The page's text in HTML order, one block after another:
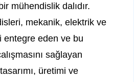
mühendislik dalıdır.
mekanik, elektrik ve
entegre eden ve bu
sağlayan
üretimi ve